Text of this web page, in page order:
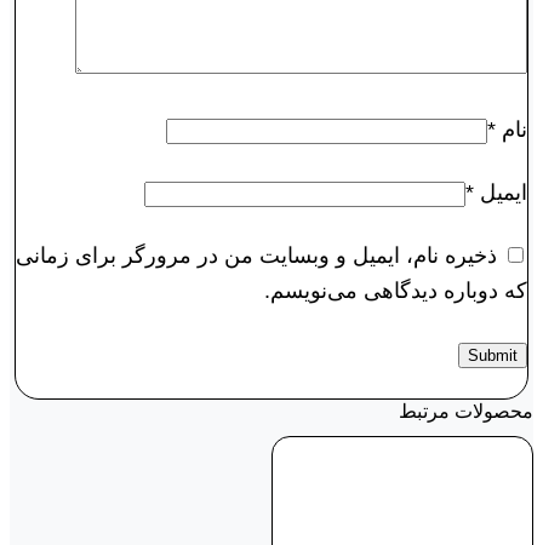
نام *
ایمیل *
ذخیره نام، ایمیل و وبسایت من در مرورگر برای زمانی
که دوباره دیدگاهی می‌نویسم.
محصولات مرتبط